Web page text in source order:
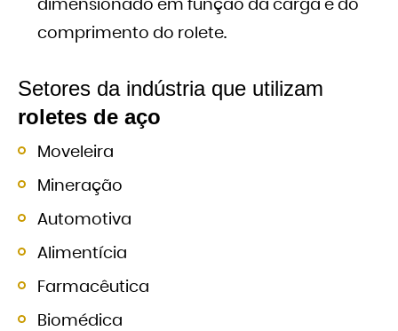
dimensionado em função da carga e do
comprimento do rolete.
Setores da indústria que utilizam
roletes de aço
Moveleira
Mineração
Automotiva
Alimentícia
Farmacêutica
Biomédica